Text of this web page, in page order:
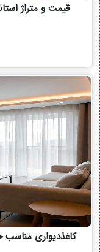
قیمت و متراژ
کاغذدیواری مناسب